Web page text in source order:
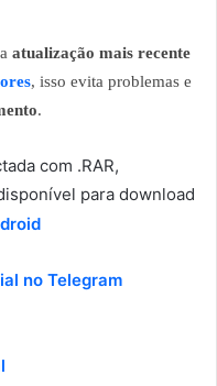
atualização mais recente
, isso evita problemas e
.
com .RAR,
para download
no Telegram